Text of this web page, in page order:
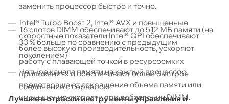
заменить процессор быстро и точно.
Intel® Turbo Boost 2, Intel® AVX и повышенные
скоростные показатели Intel® QPI обеспечивают
более высокую производительность, ускоряют
работу с плавающей точкой в ресурсоемких
приложениях и обеспечивают более быстрое
соединение с сервером.
16 слотов DIMM обеспечивают до 512 МБ памяти (на
33 % больше по сравнению с предыдущим
поколением)
Четыре канала памяти на каждый процессор
предотвращают сокращение объема памяти или
уменьшение скорости при добавлении DIMM.
Лучшие в отрасли инструменты управления и